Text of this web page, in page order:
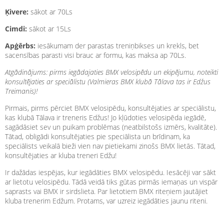
Ķivere: sākot ar 70Ls
Cimdi: sākot ar 15Ls
Apģērbs: iesākumam der parastas treniņbikses un krekls, bet
sacensības parasti visi brauc ar formu, kas maksa ap 70Ls.
Atgādinājums: pirms iegādajaties BMX velosipēdu un ekipējumu, noteikti
konsultējaties ar speciālistu (Valmieras BMX klubā Tālava tas ir Edžus
Treimanis)!
Pirmais, pirms pērciet BMX velosipēdu, konsultējaties ar speciālistu,
kas klubā Tālava ir treneris Edžus! Jo kļūdoties velosipēda iegādē,
sagādāsiet sev un puikam problēmas (neatbilstošs izmērs, kvalitāte).
Tātad, obligādi konsultējaties pie speciālista un brīdinam, ka
speciālists veikalā bieži vien nav pietiekami zinošs BMX lietās. Tātad,
konsultējaties ar kluba treneri Edžu!
Ir dažādas iespējas, kur iegādāties BMX velosipēdu. Iesācēji var sākt
ar lietotu velosipēdu. Tādā veidā tiks gūtas pirmās iemaņas un vispār
saprasts vai BMX ir sirdslieta. Par lietotiem BMX riteņiem jautājiet
kluba trenerim Edžum. Protams, var uzreiz iegādāties jaunu riteni.